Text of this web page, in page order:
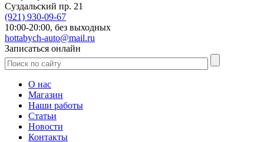
Суздальский пр. 21
(921) 930-09-67
10:00-20:00, без выходных
hottabych-auto@mail.ru
Записаться онлайн
О нас
Магазин
Наши работы
Статьи
Новости
Контакты